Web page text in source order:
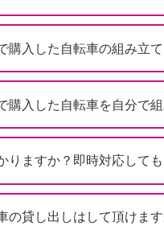
購入した自転車の組み立
購入した自転車を自分で
りますか？即時対応して
の貸し出しはして頂けます